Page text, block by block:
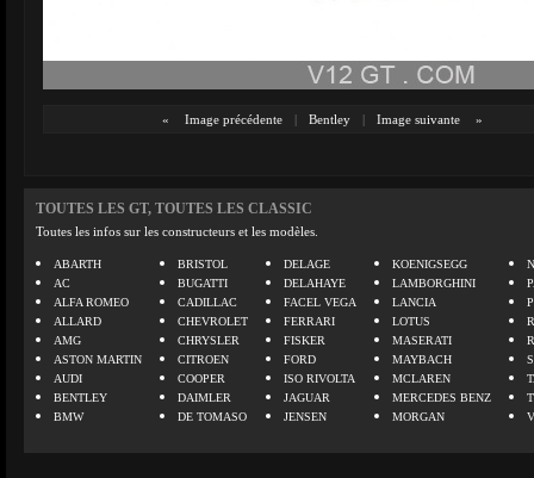
« Image précédente | Bentley | Image suivante »
TOUTES LES GT, TOUTES LES CLASSIC
Toutes les infos sur les constructeurs et les modèles.
ABARTH
AC
ALFA ROMEO
ALLARD
AMG
ASTON MARTIN
AUDI
BENTLEY
BMW
BRISTOL
BUGATTI
CADILLAC
CHEVROLET
CHRYSLER
CITROEN
COOPER
DAIMLER
DE TOMASO
DELAGE
DELAHAYE
FACEL VEGA
FERRARI
FISKER
FORD
ISO RIVOLTA
JAGUAR
JENSEN
KOENIGSEGG
LAMBORGHINI
LANCIA
LOTUS
MASERATI
MAYBACH
MCLAREN
MERCEDES BENZ
MORGAN